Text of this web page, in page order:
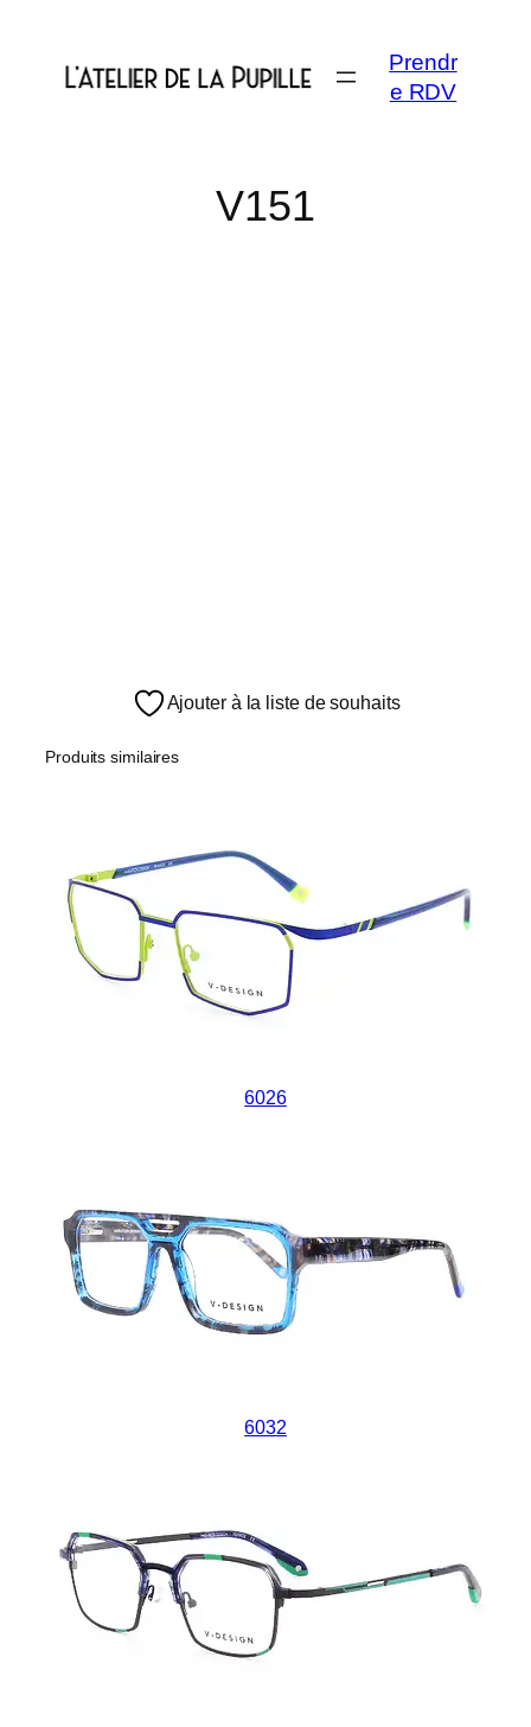
contenu
Prendr
e RDV
V151
Ajouter à la liste de souhaits
Produits similaires
6026
6032